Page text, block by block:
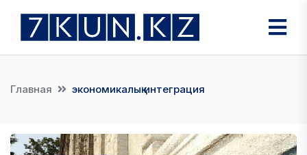
Главная экономикалық интеграция